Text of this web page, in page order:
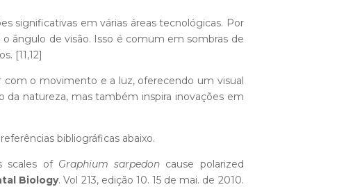
significativas em várias áreas tecnológicas. Por
ângulo de visão. Isso é comum em sombras de
[11,12]
o movimento e a luz, oferecendo um visual
da natureza, mas também inspira inovações em
bibliográficas abaixo.
scales of Graphium sarpedon cause polarized
Biology. Vol 213, edição 10. 15 de mai. de 2010.